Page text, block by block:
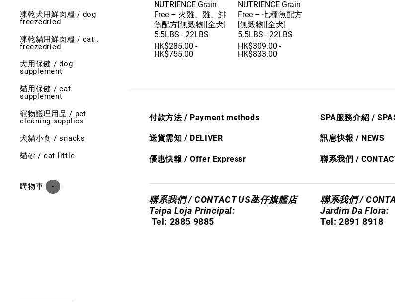
凍乾犬用鮮肉糧 / dog
freezedried
凍乾貓用鮮肉糧 / cat .
freezedried
犬用保健 / dog
supplement
貓用保健 / cat
supplement
寵物護理用品 / pet
cleaning supplies
犬貓小食 / snacks
貓砂 / cat little
購物車 ( - )
NUTRIENCE Grain
Free – 火雞、雞、鯡
魚配方[無穀物][全犬]
5.5LBS - 22LBS
HK$285.00 -
HK$755.00
NUTRIENCE Grain
Free – 七種魚配方
[無穀物][全犬]
5.5LBS - 22LBS
HK$309.00 -
HK$833.00
付款方法 / Payment methods SPA服務介紹 / SPA
送貨需​知 / DELIVER 訊息快​報 / NEWS
優惠快報 /Offer Expressr 聯系我們 /
聯系我們 / CONTACT US氹仔旗艦店
​Taipa Loja Principal:
Tel: 2885 9885
聯系我們 /
Jardim Da Flora:
​Tel: 2891 8918